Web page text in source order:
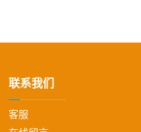
联系我们
客服